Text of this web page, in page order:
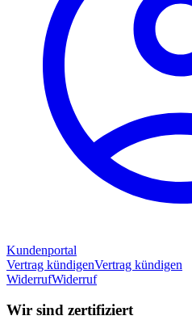
Kundenportal
Vertrag kündigenVertrag kündigen
WiderrufWiderruf
Wir sind zertifiziert